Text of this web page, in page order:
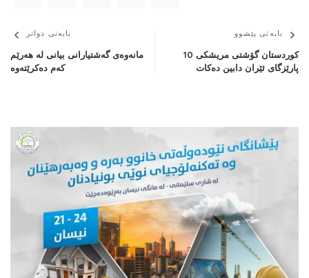
بابەتی پێشوو
کوردستان گۆشتی مریشکی 10
پارێزگای ئێران دابین دەکات
بابەتی دواتر
مانەوەی گەشتیارانی بیانی لە هەرێم
كەم دەكرێتەوە